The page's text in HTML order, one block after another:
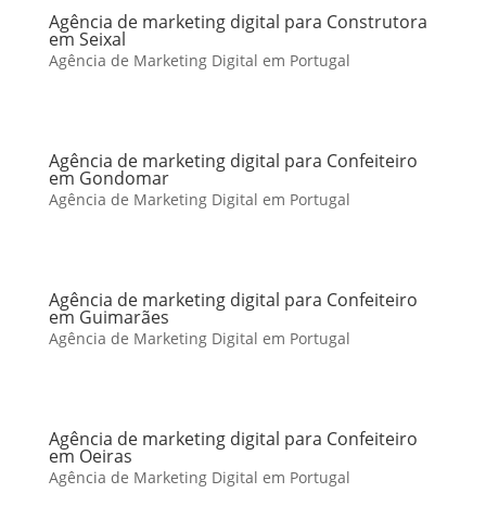
Agência de marketing digital para Construtora
em Seixal
Agência de Marketing Digital em Portugal
Agência de marketing digital para Confeiteiro
em Gondomar
Agência de Marketing Digital em Portugal
Agência de marketing digital para Confeiteiro
em Guimarães
Agência de Marketing Digital em Portugal
Agência de marketing digital para Confeiteiro
em Oeiras
Agência de Marketing Digital em Portugal